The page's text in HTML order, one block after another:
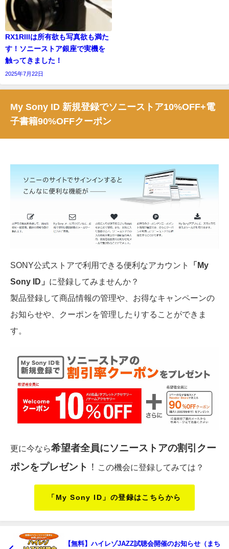
RX1RIIIは所有欲も写真欲も満た
す！ソニーストア銀座で実機を
触ってきました！
2025年7月22日
My Sony ID 新規登録でソニーストア10%OFF+電
子書籍90%OFFクーポン
SONY公式ストアで利用できる便利なアカウント
「My
Sony ID」 に登録してみませんか？
製品登録して商品情報の管理や、お得なキャンペーンの
お知らせや、クーポンを管理したりすることができま
す。
更に今なら希望者全員にソニーストアの割引クー
ポンをプレゼント ！ この機会に登録してみては？
「My Sony ID」の登録はこちらから
【無料】ハイレゾJAZZ試聴会開催のお知らせ（まち